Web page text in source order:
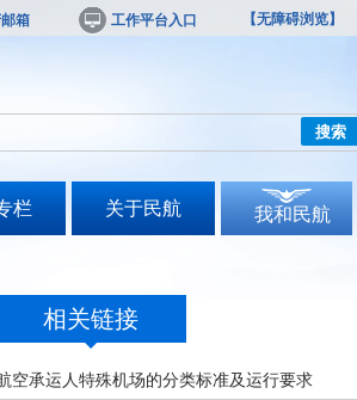
箱 工作平台入口 【无障碍浏览】
搜索
栏 关于民航 我和民航
相关链接
空承运人特殊机场的分类标准及运行要求